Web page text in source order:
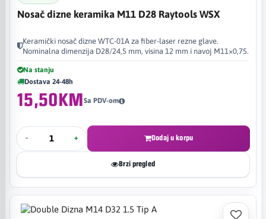
Nosač dizne keramika M11 D28 Raytools WSX
Keramički nosač dizne WTC-01A za fiber-laser rezne glave.
Nominalna dimenzija D28/24,5 mm, visina 12 mm i navoj M11×0,75.
Na stanju
Dostava 24-48h
15,50KMSa PDV-om
- + Dodaj u korpu
Brzi pregled